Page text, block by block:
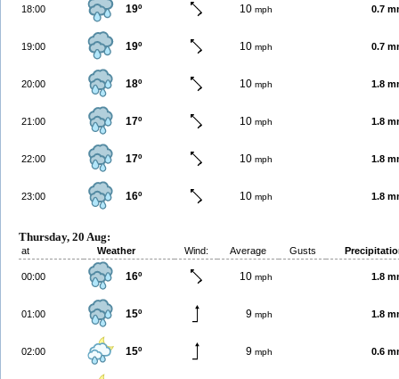
18:00 19º 10 mph 0.7
19:00 19º 10 mph 0.7
20:00 18º 10 mph 1.8
21:00 17º 10 mph 1.8
22:00 17º 10 mph 1.8
23:00 16º 10 mph 1.8
Thursday, 20 Aug:
at Weather Wind: Average Gusts
00:00 16º 10 mph 1.8
01:00 15º 9 mph 1.8
02:00 15º 9 mph 0.6